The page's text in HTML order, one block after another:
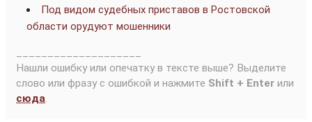
Под видом судебных приставов в Ростовской
области орудуют мошенники
Нашли ошибку или опечатку в тексте выше? Выделите
слово или фразу с ошибкой и нажмите Shift + Enter или
сюда.